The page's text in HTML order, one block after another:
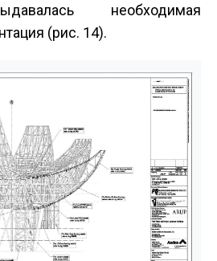
необходимая
(рис. 14).